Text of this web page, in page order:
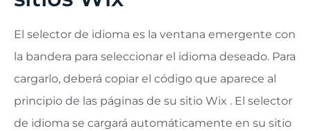
El selector de idioma es la ventana emergente con
la bandera para seleccionar el idioma deseado. Para
cargarlo, deberá copiar el código que aparece al
principio de las páginas de su sitio Wix . El selector
de idioma se cargará automáticamente en su sitio